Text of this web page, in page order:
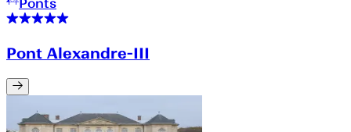
Ponts
Pont Alexandre-III